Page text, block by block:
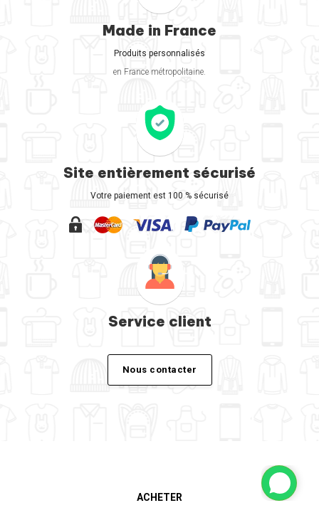
Made in France
Produits personnalisés
en France métropolitaine.
Site entièrement sécurisé
Votre paiement est 100 % sécurisé
Service client
Nous contacter
ACHETER